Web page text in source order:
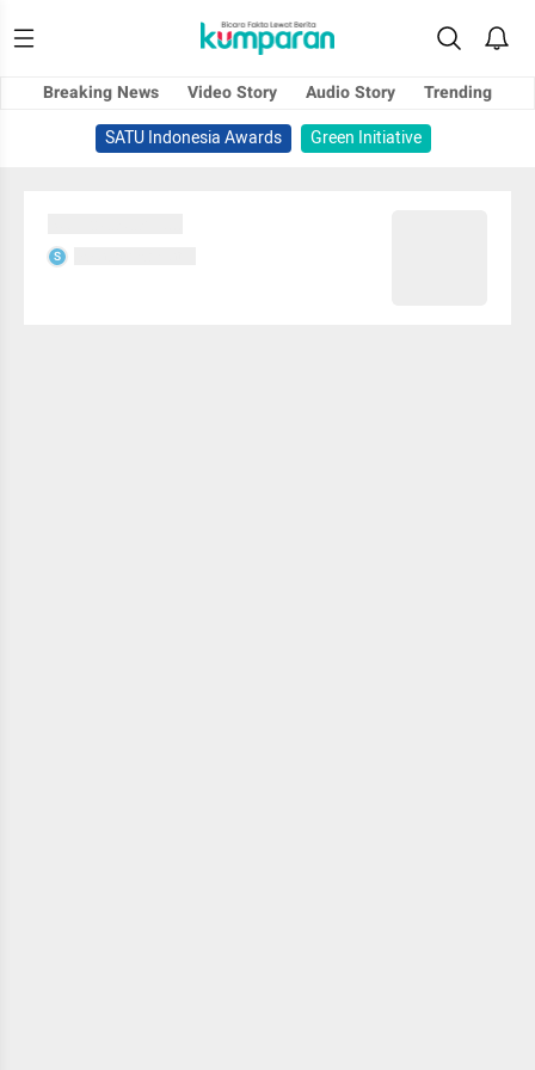
Breaking News Video Story Audio Story
Trending
SATU Indonesia Awards
Green Initiative
S